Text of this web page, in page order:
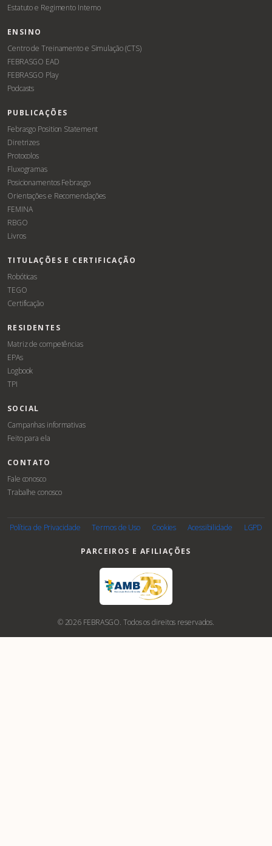
Estatuto e Regimento Interno
ENSINO
Centro de Treinamento e Simulação (CTS)
FEBRASGO EAD
FEBRASGO Play
Podcasts
PUBLICAÇÕES
Febrasgo Position Statement
Diretrizes
Protocolos
Fluxogramas
Posicionamentos Febrasgo
Orientações e Recomendações
FEMINA
RBGO
Livros
TITULAÇÕES E CERTIFICAÇÃO
Robóticas
TEGO
Certificação
RESIDENTES
Matriz de competências
EPAs
Logbook
TPI
SOCIAL
Campanhas informativas
Feito para ela
CONTATO
Fale conosco
Trabalhe conosco
Política de Privacidade Termos de Uso Cookies Acessibilidade LGPD
PARCEIROS E AFILIAÇÕES
© 2026 FEBRASGO. Todos os direitos reservados.